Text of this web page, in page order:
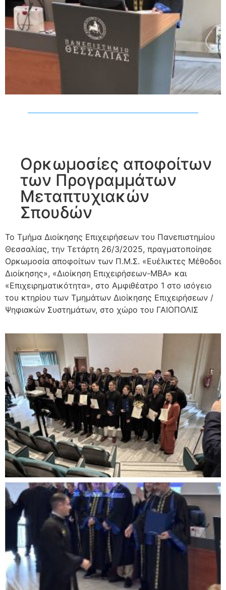
Ορκωμοσίες αποφοίτων
των Προγραμμάτων
Μεταπτυχιακών
Σπουδών
Το Τμήμα Διοίκησης Επιχειρήσεων του Πανεπιστημίου
Θεσσαλίας, την Τετάρτη 26/3/2025, πραγματοποίησε
Ορκωμοσία αποφοίτων των Π.Μ.Σ. «Ευέλικτες Μέθοδοι
Διοίκησης», «Διοίκηση Επιχειρήσεων-ΜΒΑ» και
«Επιχειρηματικότητα», στο Αμφιθέατρο 1 στο ισόγειο
του κτηρίου των Τμημάτων Διοίκησης Επιχειρήσεων /
Ψηφιακών Συστημάτων, στο χώρο του ΓΑΙΟΠΟΛΙΣ